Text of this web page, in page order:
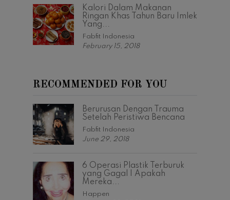
Kalori Dalam Makanan
Ringan Khas Tahun Baru Imlek
Yang...
Fabfit Indonesia
February 15, 2018
RECOMMENDED FOR YOU
Berurusan Dengan Trauma
Setelah Peristiwa Bencana
Fabfit Indonesia
June 29, 2018
6 Operasi Plastik Terburuk
yang Gagal | Apakah
Mereka...
Happen